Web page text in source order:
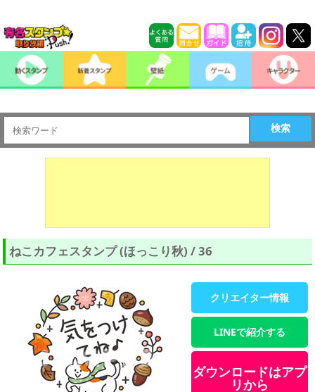
検索
ねこカフェスタンプ (ほっこり秋) / 36
クリエイター情報
LINEで紹介する
ダウンロードはアプ
リから